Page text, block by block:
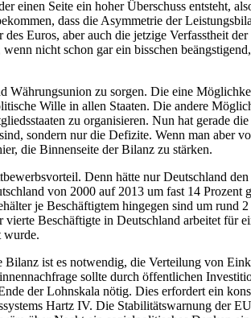
Seite ein hoher Überschuss entsteht,
dass die Asymmetrie der
Euros, aber auch die jetzige Verfasstheit
nicht schon gar ein bisschen
zu sorgen. Die eine
Wille in allen Staaten. Die andere
zu organisieren. Nun hat gerade
sondern nur die Defizite. Wenn man aber
die Binnenseite der Bilanz zu stärken.
Denn hätte nur Deutschland
von 2000 auf 2013 um fast 14 Prozent
je Beschäftigtem hingegen sind um rund
Beschäftigte in Deutschland arbeitet
wurde.
ist es notwendig, die Verteilung von
sollte durch öffentlichen
der Lohnskala nötig. Dies erfordert ein
Hartz IV. Die Stabilitätswarnung der